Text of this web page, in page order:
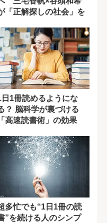
「正解探しの社会」を
日1冊読めるようにな
？ 脳科学が裏づける
「高速読書術」の効果
多忙でも“1日1冊の読
”を続ける人のシンプ